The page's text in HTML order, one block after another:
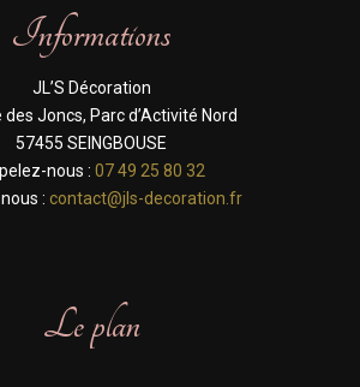
Informations
JL’S Décoration
des Joncs, Parc d’Activité Nord
57455 SEINGBOUSE
nous : 07 49 25 80 32
: contact@jls-decoration.fr
Le plan